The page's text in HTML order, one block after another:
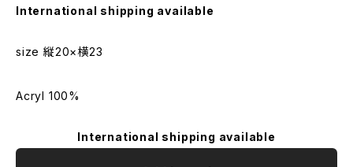
International shipping available
size 縦20×横23
Acryl 100%
International shipping available